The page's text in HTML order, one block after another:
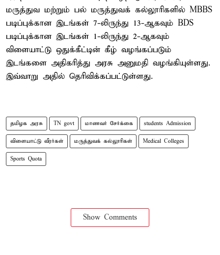
மருத்துவ மற்றும் பல் மருத்துவக் கல்லூரிகளில் MBBS
படிப்புக்கான இடங்கள் 7-லிருந்து 13-ஆகவும் BDS
படிப்புக்கான இடங்கள் 1-லிருந்து 2-ஆகவும்
விளையாட்டு ஒதுக்கீட்டின் கீழ் வழங்கப்படும்
இடங்களை அதிகரித்து அரசு அனுமதி வழங்கியுள்ளது.
இவ்வாறு அதில் தெரிவிக்கப்பட்டுள்ளது.
தமிழக அரசு TN govt மாணவர் சேர்க்கை students Admission
விளையாட்டு வீரர்கள் மருத்துவக் கல்லூரிகள் Medical Colleges
Sports Quota
Show Comments